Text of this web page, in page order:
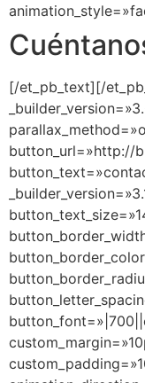
[/et_pb_text][/
button_url=»http://